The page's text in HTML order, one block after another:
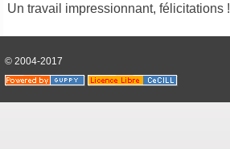
Un travail impressionnant, félicitations !
© 2004-2017